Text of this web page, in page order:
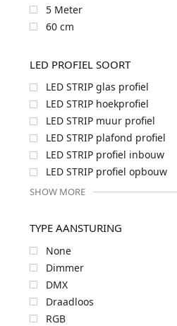
5 Meter
60 cm
LED PROFIEL SOORT
LED STRIP glas profiel
LED STRIP hoekprofiel
LED STRIP muur profiel
LED STRIP plafond profiel
LED STRIP profiel inbouw
LED STRIP profiel opbouw
SHOW MORE
TYPE AANSTURING
None
Dimmer
DMX
Draadloos
RGB